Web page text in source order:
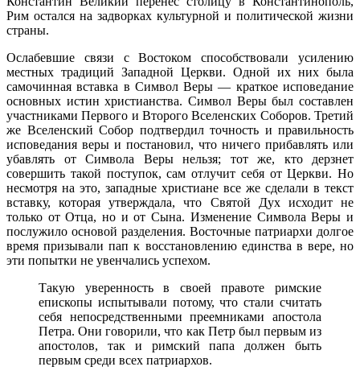
Рим остался на задворках культурной и политической жизни
страны.
Ослабевшие связи с Востоком способствовали усилению
местных традиций Западной Церкви. Одной их них была
самочинная вставка в Символ Веры — краткое исповедание
основных истин христианства. Символ Веры был составлен
участниками Первого и Второго Вселенских Соборов. Третий
же Вселенский Собор подтвердил точность и правильность
исповедания веры и постановил, что ничего прибавлять или
убавлять от Символа Веры нельзя; тот же, кто дерзнет
совершить такой поступок, сам отлучит себя от Церкви. Но
несмотря на это, западные христиане все же сделали в текст
вставку, которая утверждала, что Святой Дух исходит не
только от Отца, но и от Сына. Изменение Символа Веры и
послужило основой разделения. Восточные патриархи долгое
время призывали пап к восстановлению единства в вере, но
эти попытки не увенчались успехом.
Такую уверенность в своей правоте римские
епископы испытывали потому, что стали считать
себя непосредственными преемниками апостола
Петра. Они говорили, что как Петр был первым из
апостолов, так и римский папа должен быть
первым среди всех патриархов.